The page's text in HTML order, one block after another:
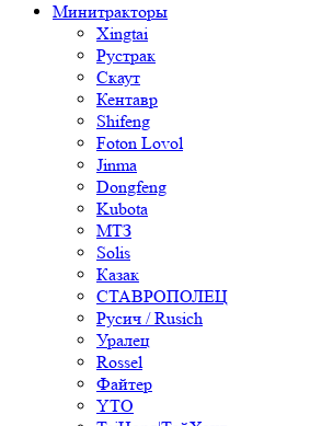
Минитракторы
Xingtai
Рустрак
Скаут
Кентавр
Shifeng
Foton Lovol
Jinma
Dongfeng
Kubota
МТЗ
Solis
Казак
СТАВРОПОЛЕЦ
Русич / Rusich
Уралец
Rossel
Файтер
YTO